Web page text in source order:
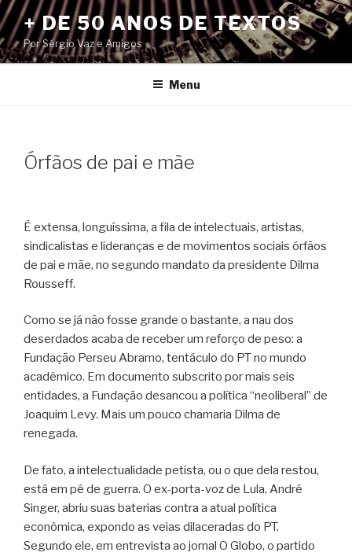
Pular
para
o
conteúdo
+ DE 50 ANOS DE TEXTOS
Por Sérgio Vaz e Amigos
Menu
Órfãos de pai e mãe
É extensa, longuíssima, a fila de intelectuais, artistas,
sindicalistas e lideranças e de movimentos sociais órfãos
de pai e mãe, no segundo mandato da presidente Dilma
Rousseff.
Como se já não fosse grande o bastante, a nau dos
deserdados acaba de receber um reforço de peso: a
Fundação Perseu Abramo, tentáculo do PT no mundo
acadêmico. Em documento subscrito por mais seis
entidades, a Fundação desancou a política “neoliberal” de
Joaquim Levy. Mais um pouco chamaria Dilma de
renegada.
De fato, a intelectualidade petista, ou o que dela restou,
está em pé de guerra. O ex-porta-voz de Lula, André
Singer, abriu suas baterias contra a atual política
econômica, expondo as veias dilaceradas do PT.
Segundo ele, em entrevista ao jornal O Globo, o partido